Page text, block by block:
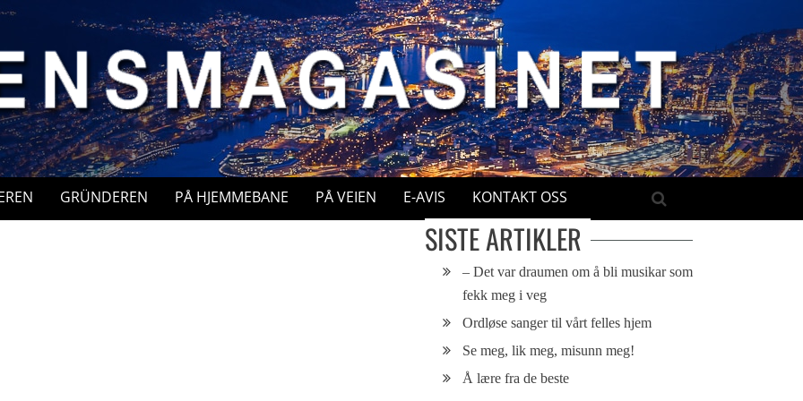
GRÜNDEREN PÅ HJEMMEBANE PÅ VEIEN E-AVIS KONTAKT OSS
SISTE ARTIKLER
– Det var draumen om å bli musikar som
fekk meg i veg
Ordløse sanger til vårt felles hjem
Se meg, lik meg, misunn meg!
Å lære fra de beste